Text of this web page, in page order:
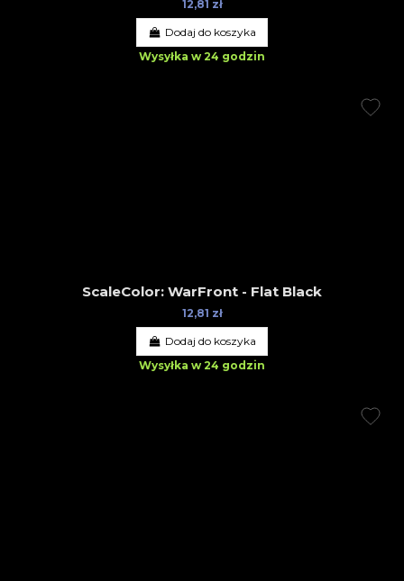
12,81 zł
Dodaj do koszyka
Wysyłka w 24 godzin
ScaleColor: WarFront - Flat Black
12,81 zł
Dodaj do koszyka
Wysyłka w 24 godzin